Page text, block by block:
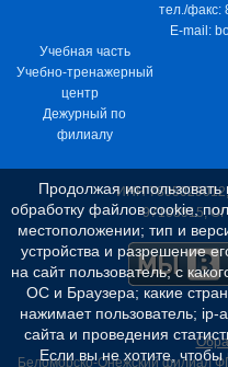
тел./факс:
E-mail:
Учебная часть
Учебно-тренажерный
центр
Дежурный по
филиалу
ИНН
97163915,
Беломорско-Онежский филиал
Продолжая использовать
обработку файлов cookie,
местоположении; тип и
устройства и разрешение
на сайт пользователь; с
ОС и Браузера; какие
нажимает пользователь;
сайта и проведения
Если вы не хотите,